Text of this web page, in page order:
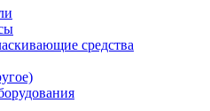
средства